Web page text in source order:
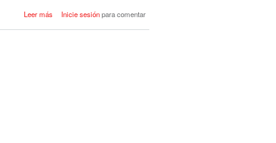
Leer más acerca de Saludo del Alcalde
Inicie sesiónpara comentar